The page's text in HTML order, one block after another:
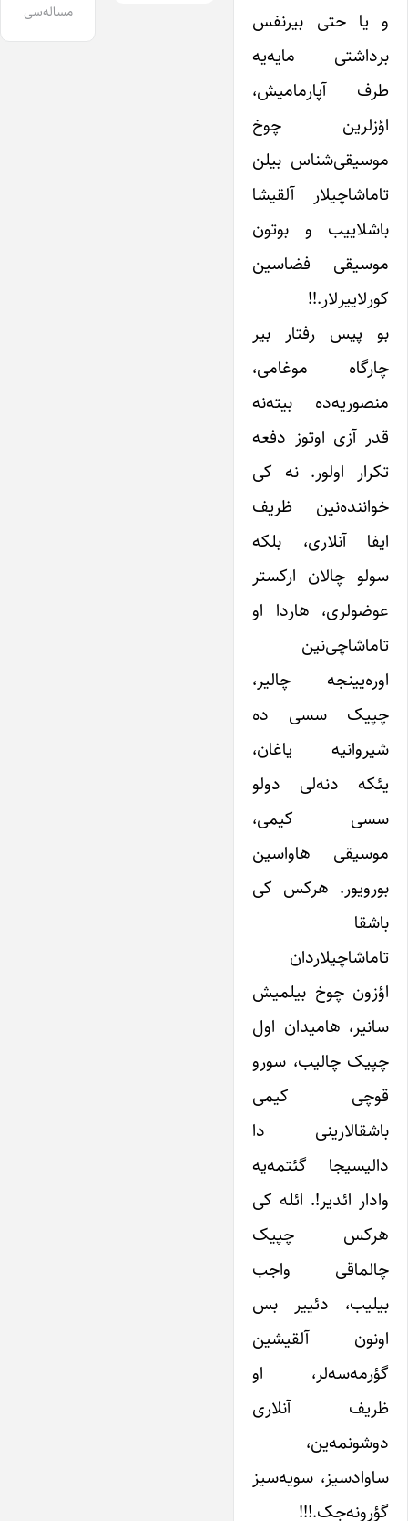
و یا حتی بیرنفس
برداشتی مایه‌یه
طرف آپارمامیش،
اؤزلرین چوخ
موسیقی‌شناس بیلن
تاماشاچیلار آلقیشا
باشلاییب و بوتون
موسیقی فضاسین
کورلاییرلار.!!
بو پیس رفتار بیر
چارگاه موغامی،
منصوریه‌ده بیته‌نه
قدر آزی اوتوز دفعه
تکرار اولور. نه کی
خواننده‌نین ظریف
ایفا آنلاری، بلکه
سولو چالان ارکستر
عوضولری، هاردا او
تاماشاچی‌نین
اوره‌یینجه چالیر،
چپیک سسی ده
شیروانیه یاغان،
یئکه دنه‌لی دولو
سسی کیمی،
موسیقی هاواسین
بورویور. هرکس کی
باشقا
تاماشاچیلاردان
اؤزون چوخ بیلمیش
سانیر، هامیدان اول
چپیک چالیب، سورو
قوچی کیمی
باشقالارینی دا
دالیسیجا گئتمه‌یه
وادار ائدیر!. ائله کی
هرکس چپیک
چالماقی واجب
بیلیب، دئییر بس
اونون آلقیشین
گؤرمه‌سه‌لر، او
ظریف آنلاری
دوشونمه‌ین،
ساوادسیز، سویه‌سیز
گؤرونه‌جک.!!!
مساله‌سی